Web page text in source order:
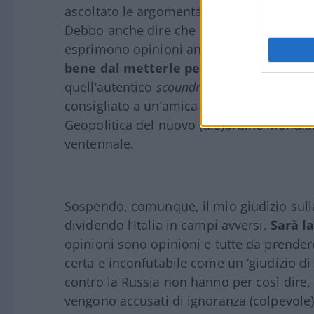
ascoltato le argomentazioni degli uni gli
Debbo anche dire che non pochi
esprimono opinioni ancora più radicali
bene dal metterle per iscritto
:
quell’autentico scoundrel
consigliato a un’amica slavista il libro di
Geopolitica del nuovo (dis)ordine
ventennale.
Sospendo, comunque, il mio giudizio
dividendo l’Italia in campi avversi. Sarà
opinioni sono opinioni e tutte da
certa e inconfutabile come un ‘giudizio
contro la Russia non hanno per così dire,
vengono accusati di ignoranza